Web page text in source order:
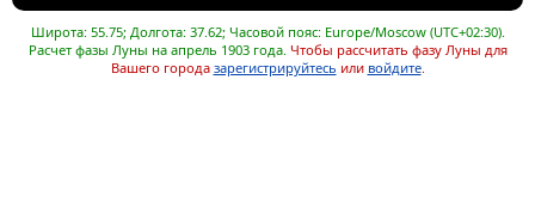
Широта: 55.75; Долгота: 37.62; Часовой пояс: Europe/Moscow (UTC+02:30).
Расчет фазы Луны на апрель 1903 года. Чтобы рассчитать фазу Луны для
Вашего города зарегистрируйтесь или войдите.